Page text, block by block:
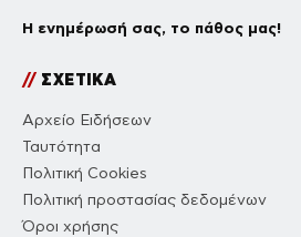
Η ενημέρωσή σας, το πάθος μας!
//ΣΧΕΤΙΚΑ
Αρχείο Ειδήσεων
Ταυτότητα
Πολιτική Cookies
Πολιτική προστασίας δεδομένων
Όροι χρήσης